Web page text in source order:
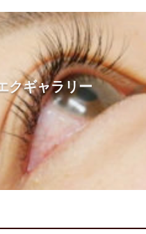
クギャラリー